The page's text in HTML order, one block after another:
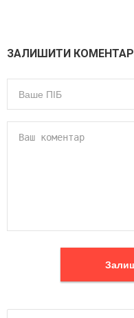
ЗАЛИШИТИ КОМЕНТАР